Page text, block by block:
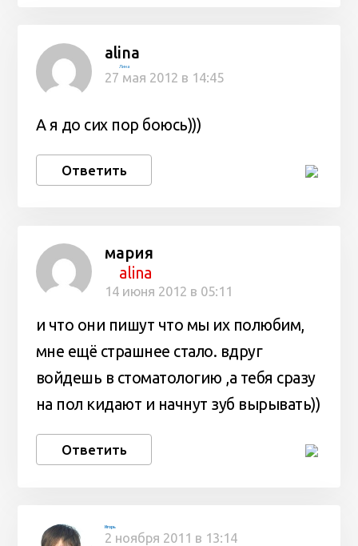
alina
Лина
27 мая 2012 в 14:45
А я до сих пор боюсь)))
Ответить
мария
alina
14 июня 2012 в 05:11
и что они пишут что мы их полюбим,
мне ещё страшнее стало. вдруг
войдешь в стоматологию ,а тебя сразу
на пол кидают и начнут зуб вырывать))
Ответить
Игорь
2 ноября 2011 в 13:14